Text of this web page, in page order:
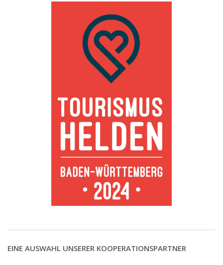
EINE AUSWAHL UNSERER KOOPERATIONSPARTNER